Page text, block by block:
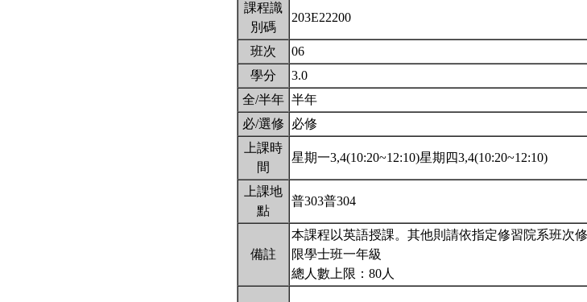
課程識
別碼
203E22200
班次
06
學分
3.0
全/半年 半年
必/選修
必修
上課時
間
星期一3,4(10:20~12:10)星期四3,4(10:20~12:10)
上課地
點
普303普304
備註
本課程以英語授課。其他則請依指定修習院系班次
限學士班一年級
總人數上限：80人